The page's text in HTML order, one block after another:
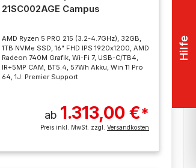
21SC002AGE Campus
AMD Ryzen 5 PRO 215 (3.2-4.7GHz), 32GB,
1TB NVMe SSD, 16" FHD IPS 1920x1200, AMD
Radeon 740M Grafik, Wi-Fi 7, USB-C/TB4,
IR+5MP CAM, BT5.4, 57Wh Akku, Win 11 Pro
64, 1J. Premier Support
ab 1.313,00 €*
Preis inkl. MwSt. zzgl. Versandkosten
Hilfe